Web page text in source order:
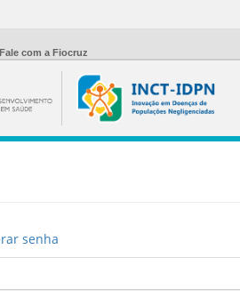
Fale com a Fiocruz
senha